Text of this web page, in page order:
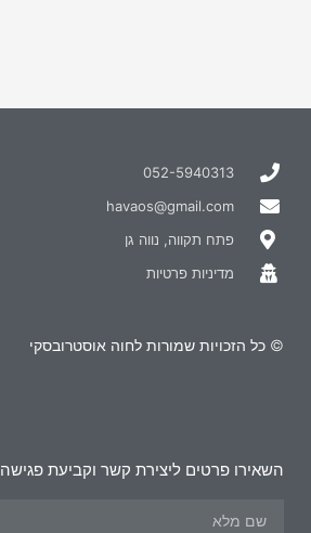
052-5940313
havaos@gmail.com
פתח תקווה, נווה גן
מדיניות פרטיות
© כל הזכויות שמורות לחוה אוסטרובסקי
השאירו פרטים ליצירת קשר וקביעת פגישה